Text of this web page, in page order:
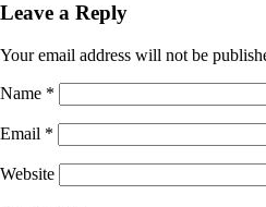
Leave a Reply
Your email address will not be
Name *
Email *
Website